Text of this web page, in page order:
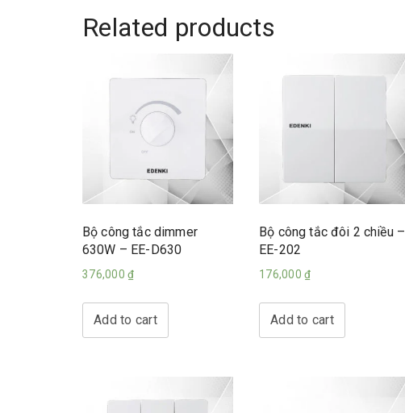
Related products
Bộ công tắc dimmer
630W – EE-D630
376,000 ₫
Add to cart
Bộ công tắc đôi 2 chiều –
EE-202
176,000₫
Add to cart